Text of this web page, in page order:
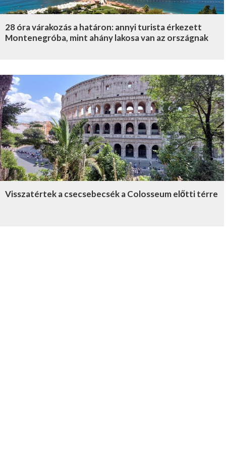
28 óra várakozás a határon: annyi turista érkezett
Montenegróba, mint ahány lakosa van az országnak
Visszatértek a csecsebecsék a Colosseum előtti térre